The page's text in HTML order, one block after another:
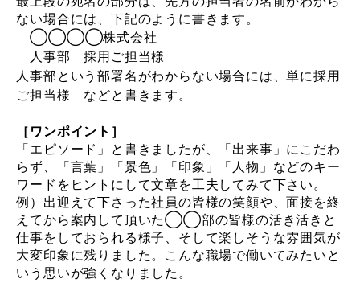
ない場合には、下記のように書きます。
◯◯◯◯株式会社
人事部 採用ご担当様
人事部という部署名がわからない場合には、単に採用
ご担当様 などと書きます。
［ワンポイント］
「エピソード」と書きましたが、「出来事」にこだわ
らず、「言葉」「景色」「印象」「人物」などのキー
ワードをヒントにして文章を工夫してみて下さい。
例）出迎えて下さった社員の皆様の笑顔や、面接を終
えてから案内して頂いた◯◯部の皆様の活き活きと
仕事をしておられる様子、そして楽しそうな雰囲気が
大変印象に残りました。こんな職場で働いてみたいと
いう思いが強くなりました。